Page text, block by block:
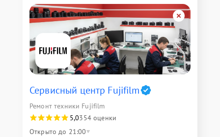
Сервисный центр Fujifilm
Ремонт техники Fujifilm
5,0354 оценки
Открыто до 21:00